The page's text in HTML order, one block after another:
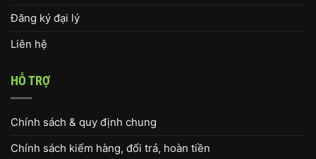
Đăng ký đại lý
Liên hệ
HỖ TRỢ
Chính sách & quy định chung
Chính sách kiểm hàng, đổi trả, hoàn tiền